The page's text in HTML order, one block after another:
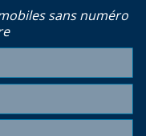
sans numéro